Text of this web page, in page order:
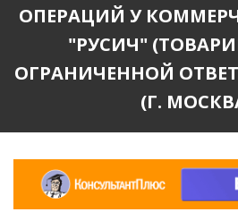
ОПЕРАЦИЙ У
"РУСИЧ"
ОГРАНИЧЕННОЙ
(Г.